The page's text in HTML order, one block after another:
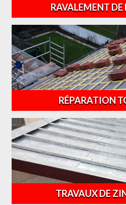
RAVALEMENT DE
RÉPARATION
TRAVAUX DE